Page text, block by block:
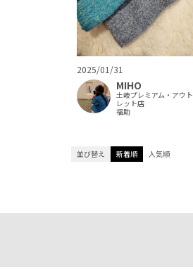
2025/01/31
MIHO
土岐プレミアム・アウト
レット店
福助
並び替え 新着順 人気順